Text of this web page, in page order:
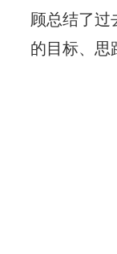
顾总结了过
的目标、思